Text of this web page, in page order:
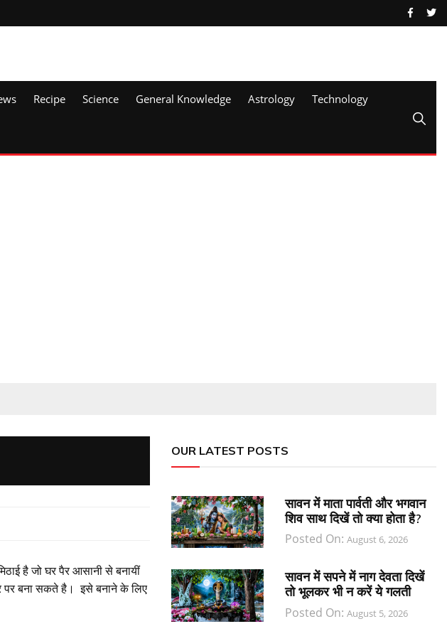
Recipe Science General Knowledge Astrology Technology
है जो घर पैर आसानी से बनायीं
पर बना सकते है। इसे बनाने के लिए
OUR LATEST POSTS
सावन में माता पार्वती और भगवान
शिव साथ दिखें तो क्या होता है?
Posted On:August 6, 2026
सावन में सपने में नाग देवता दिखें
तो भूलकर भी न करें ये गलती
Posted On:August 5, 2026